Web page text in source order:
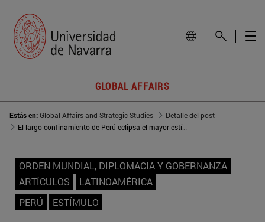
GLOBAL AFFAIRS
Estás en:Global Affairs and Strategic Studies
Detalle del post
El largo confinamiento de Perú eclipsa el mayor estímulo en Latinoamérica
ORDEN MUNDIAL, DIPLOMACIA Y GOBERNANZA
ARTÍCULOS
LATINOAMÉRICA
PERÚ
ESTÍMULO